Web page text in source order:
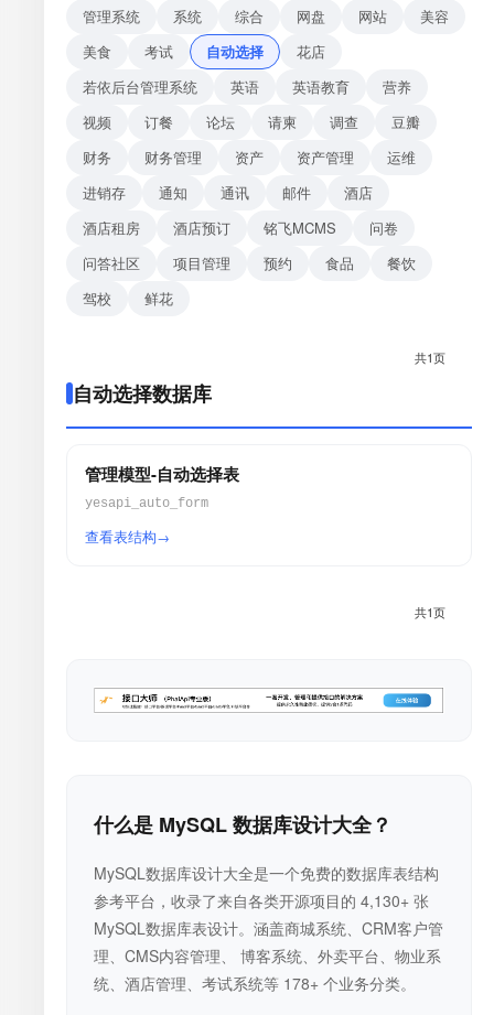
管理系统
系统 综合 网盘 网站
美容
美食
考试 自动选择
花店
若依后台管理系统
英语 英语教育
营养
视频
订餐 论坛 请柬 调查
豆瓣
财务
财务管理 资产 资产管理
运维
进销存
通知 通讯 邮件
酒店
酒店租房
酒店预订 铭飞MCMS
问卷
问答社区
项目管理 预约 食品
餐饮
驾校
鲜花
共1页
自动选择数据库
管理模型-自动选择表
yesapi_auto_form
查看表结构
共1页
什么是 MySQL 数据库设计大全？
MySQL数据库设计大全是一个免费的数据库表结构
参考平台，收录了来自各类开源项目的 4,130+ 张
MySQL数据库表设计。涵盖商城系统、CRM客户管
理、CMS内容管理、 博客系统、外卖平台、物业系
统、酒店管理、考试系统等 178+ 个业务分类。